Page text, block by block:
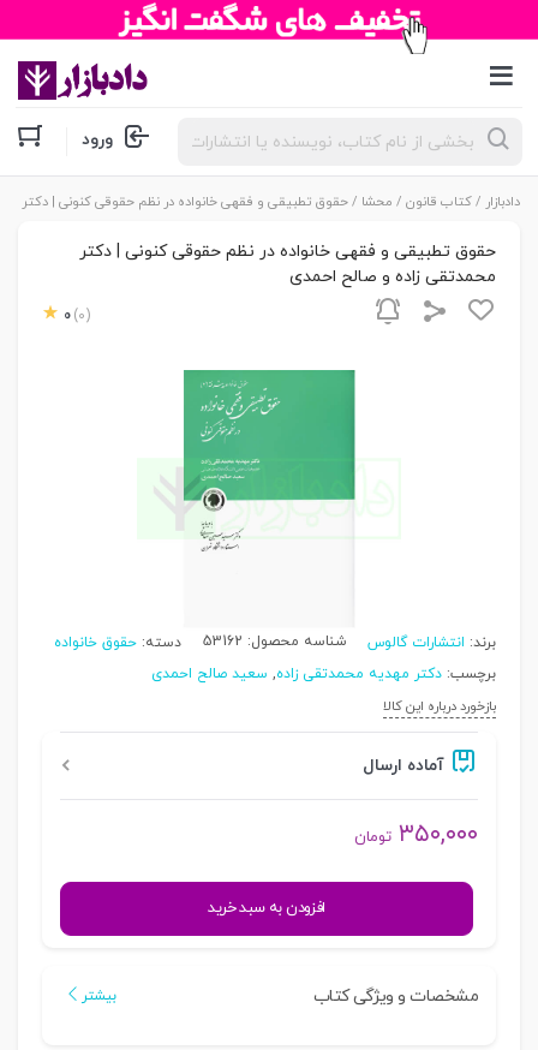
جستجوی
محصولات ورود
دادبازار /کتاب قانون / محشا / حقوق تطبیقی و فقهی خانواده در نظم حقوقی کنونی | دکتر
حقوق تطبیقی و فقهی خانواده در نظم حقوقی کنونی | دکتر
محمدتقی زاده و صالح احمدی
0 (0)
برند: انتشارات گالوس شناسه محصول: 53162 دسته: حقوق خانواده
برچسب: دکتر مهدیه محمدتقی زاده, سعید صالح احمدی
بازخورد درباره این کالا
آماده ارسال
۳۵۰,۰۰۰ تومان
حقوق
تطبیقی
فقهی
افزودن به سبد خرید
مشخصات و ویژگی کتاب بیشتر